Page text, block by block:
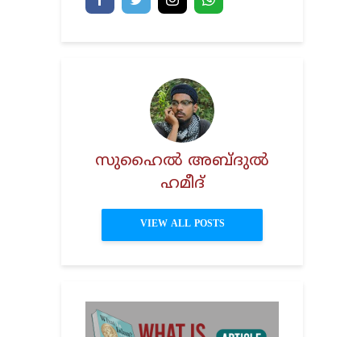
സുഹൈല്‍ അബ്ദുല്‍
ഹമീദ്‌
VIEW ALL POSTS